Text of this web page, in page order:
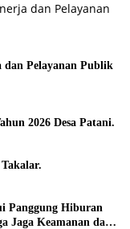
Pelayanan Publik
2026 Desa Patani.
Panggung Hiburan
Jaga Keamanan dan